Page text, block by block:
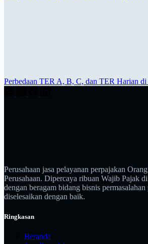
Perbedaan TER A, B, C, dan TER Harian di
Perusahaan jasa pelayanan perpajakan
Perusahaan. Dipercaya ribuan Wajib Pajak
dengan beragam bidang bisnis
diselesaikan dengan baik.
Ringkasan
Beranda